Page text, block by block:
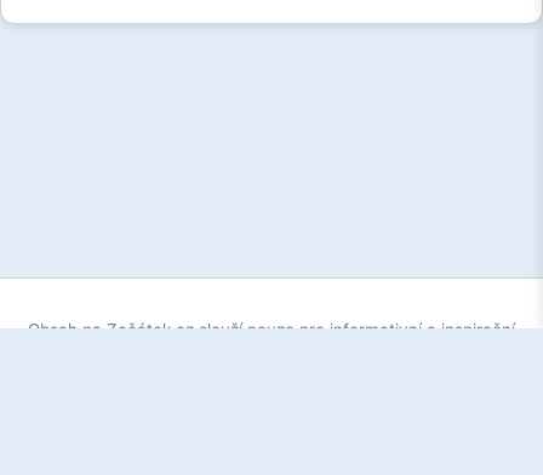
Obsah na Začátek.cz slouží pouze pro informativní a inspirační